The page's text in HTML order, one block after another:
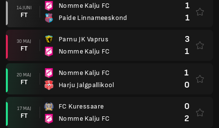
14 JUNI
FT
Nomme Kalju FC
Paide Linnameeskond
1
1
30 MAJ
FT
Parnu JK Vaprus
Nomme Kalju FC
3
1
20 MAJ
FT
Nomme Kalju FC
Harju Jalgpallikool
1
0
17 MAJ
FT
FC Kuressaare
Nomme Kalju FC
0
2